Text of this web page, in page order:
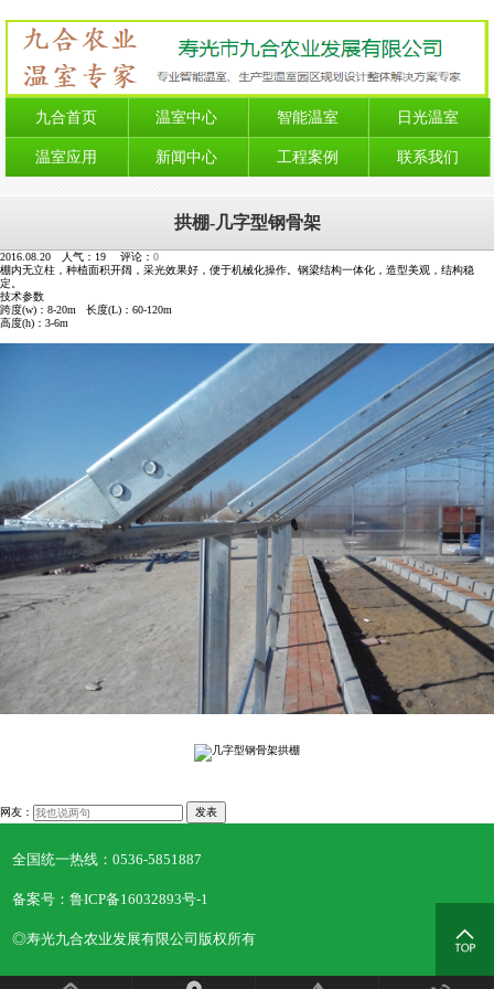
九合首页 温室中心 智能温室 日光温室
温室应用 新闻中心 工程案例 联系我们
拱棚-几字型钢骨架
2016.08.20 人气： 19 评论： 0
棚内无立柱，种植面积开阔，采光效果好，便于机械化操作。钢梁结构一体化，造型美观，结构稳
定。
技术参数
跨度(w)：8-20m 长度(L)：60-120m
高度(h)：3-6m
网友： 发表
全国统一热线：0536-5851887
备案号：鲁ICP备16032893号-1
◎寿光九合农业发展有限公司版权所有